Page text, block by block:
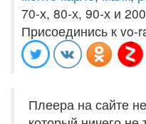
70-х, 80-х, 90-х и
Присоединись к vo-
Плеера на сайте